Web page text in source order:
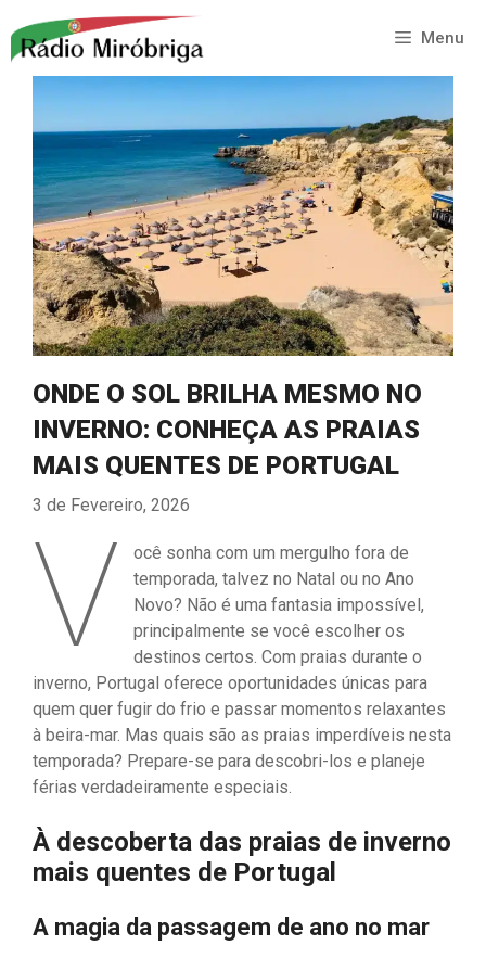
para
Menu
ONDE O SOL BRILHA MESMO NO
INVERNO: CONHEÇA AS PRAIAS
MAIS QUENTES DE PORTUGAL
3 de Fevereiro, 2026
V
ocê sonha com um mergulho fora de
temporada, talvez no Natal ou no Ano
Novo? Não é uma fantasia impossível,
principalmente se você escolher os
destinos certos. Com praias durante o
inverno, Portugal oferece oportunidades únicas para
quem quer fugir do frio e passar momentos relaxantes
à beira-mar. Mas quais são as praias imperdíveis nesta
temporada? Prepare-se para descobri-los e planeje
férias verdadeiramente especiais.
À descoberta das praias de inverno
mais quentes de Portugal
A magia da passagem de ano no mar